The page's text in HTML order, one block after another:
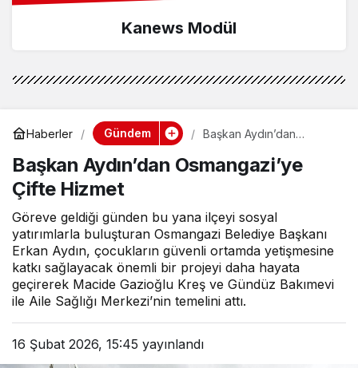
Kanews Modül
Haberler Gündem
Başkan Aydın’dan
Hizmet
Başkan Aydın’dan Osmangazi’ye
Çifte Hizmet
Göreve geldiği günden bu yana ilçeyi sosyal
yatırımlarla buluşturan Osmangazi Belediye Başkanı
Erkan Aydın, çocukların güvenli ortamda yetişmesine
katkı sağlayacak önemli bir projeyi daha hayata
geçirerek Macide Gazioğlu Kreş ve Gündüz Bakımevi
ile Aile Sağlığı Merkezi’nin temelini attı.
16 Şubat 2026, 15:45 yayınlandı